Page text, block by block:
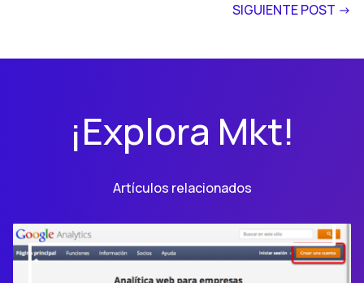
SIGUIENTE POST ->
¡Explora Mkt!
Artículos relacionados